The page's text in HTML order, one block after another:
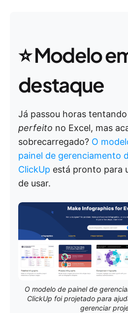
⭐Modelo
destaque
Já passou horas
perfeito no Excel, mas
sobrecarregado? O
painel de gerenciamento
ClickUp está pronto para
de usar.
O modelo de painel de
ClickUp foi projetado para
gerenciar